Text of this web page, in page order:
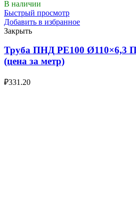
В наличии
Быстрый просмотр
Добавить в избранное
Закрыть
Труба ПНД РЕ100 Ø110×6,3
(цена за метр)
₽331.20